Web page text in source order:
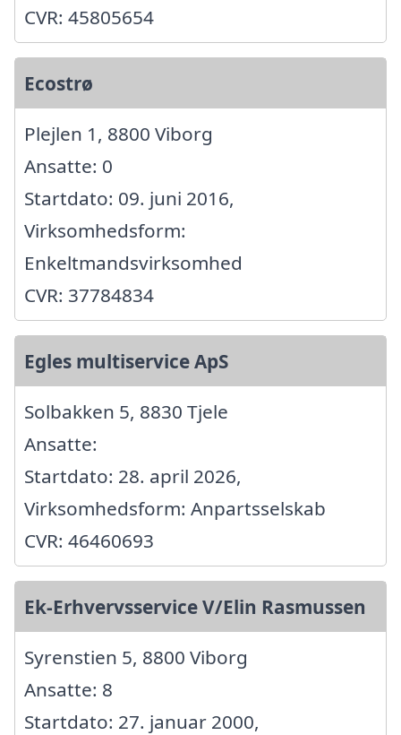
CVR: 45805654
Ecostrø
Plejlen 1, 8800 Viborg
Ansatte: 0
Startdato: 09. juni 2016,
Virksomhedsform:
Enkeltmandsvirksomhed
CVR: 37784834
Egles multiservice ApS
Solbakken 5, 8830 Tjele
Ansatte:
Startdato: 28. april 2026,
Virksomhedsform: Anpartsselskab
CVR: 46460693
Ek-Erhvervsservice V/Elin Rasmussen
Syrenstien 5, 8800 Viborg
Ansatte: 8
Startdato: 27. januar 2000,